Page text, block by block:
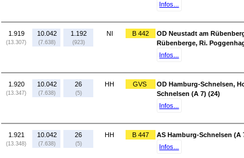
Infos...
1.919
(13.307)
10.042
(7.638)
1.192
(923)
NI B 442
OD Neustadt am
Rübenberge, Ri.
Infos...
1.920
(13.347)
10.042
(7.638)
26
(5)
HH GVS
OD Hamburg-Schnelsen,
Schnelsen (A 7) (24)
Infos...
1.921
(13.348)
10.042
(7.638)
26
(5)
HH B 447
AS Hamburg-Schnelsen (A
Infos...